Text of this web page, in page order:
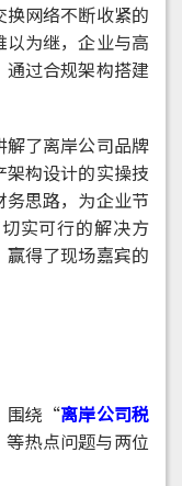
网络不断收紧的
为继，企业与高
过合规架构搭建
了离岸公司品牌
构设计的实操技
思路，为企业节
实可行的解决方
得了现场嘉宾的
围绕“离岸公司税
热点问题与两位